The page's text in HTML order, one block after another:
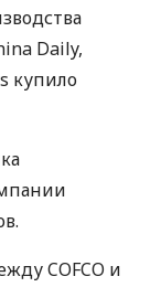
Daily,
купило
COFCO и